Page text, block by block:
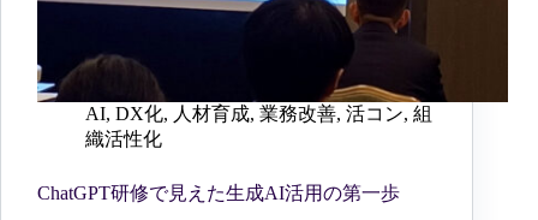
AI, DX化, 人材育成, 業務改善, 活コン, 組
織活性化
ChatGPT研修で見えた生成AI活用の第一歩